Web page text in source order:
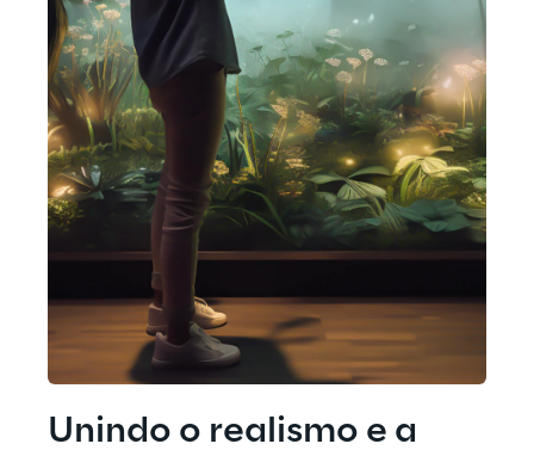
Unindo o realismo e a